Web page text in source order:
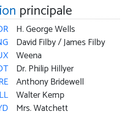
principale
H. George Wells
David Filby / James Filby
Weena
Dr. Philip Hillyer
Anthony Bridewell
Walter Kemp
Mrs. Watchett